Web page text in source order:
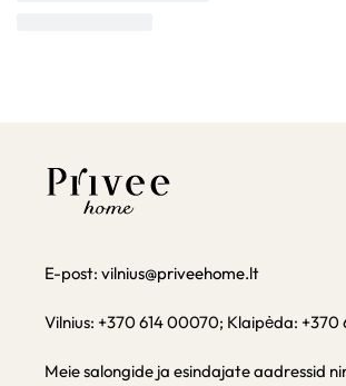
E-post: vilnius@priveehome.lt
Vilnius: +370 614 00070; Klaipėda: +370
Meie salongide ja esindajate aadressid